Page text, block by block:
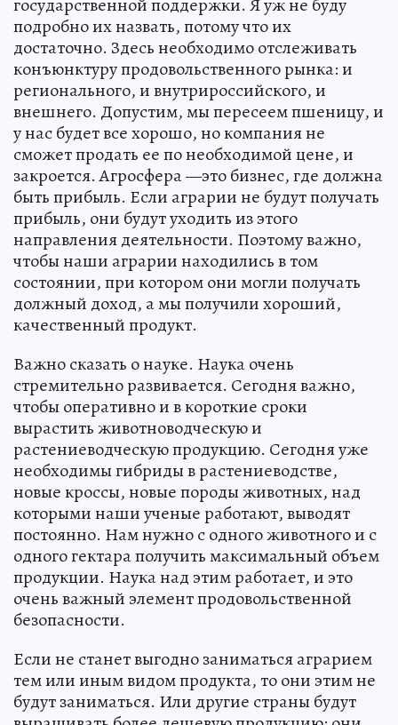
подробно их назвать, потому что их
достаточно. Здесь необходимо отслеживать
конъюнктуру продовольственного рынка: и
регионального, и внутрироссийского, и
внешнего. Допустим, мы пересеем пшеницу, и
у нас будет все хорошо, но компания не
сможет продать ее по необходимой цене, и
закроется. Агросфера —это бизнес, где должна
быть прибыль. Если аграрии не будут получать
прибыль, они будут уходить из этого
направления деятельности. Поэтому важно,
чтобы наши аграрии находились в том
состоянии, при котором они могли получать
должный доход, а мы получили хороший,
качественный продукт.
Важно сказать о науке. Наука очень
стремительно развивается. Сегодня важно,
чтобы оперативно и в короткие сроки
вырастить животноводческую и
растениеводческую продукцию. Сегодня уже
необходимы гибриды в растениеводстве,
новые кроссы, новые породы животных, над
которыми наши ученые работают, выводят
постоянно. Нам нужно с одного животного и с
одного гектара получить максимальный объем
продукции. Наука над этим работает, и это
очень важный элемент продовольственной
безопасности.
Если не станет выгодно заниматься аграрием
тем или иным видом продукта, то они этим не
будут заниматься. Или другие страны будут